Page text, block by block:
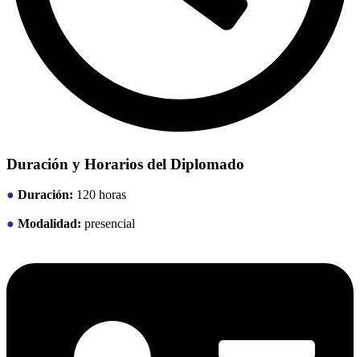
Duración y Horarios del Diplomado
● Duración: 120 horas
● Modalidad: presencial